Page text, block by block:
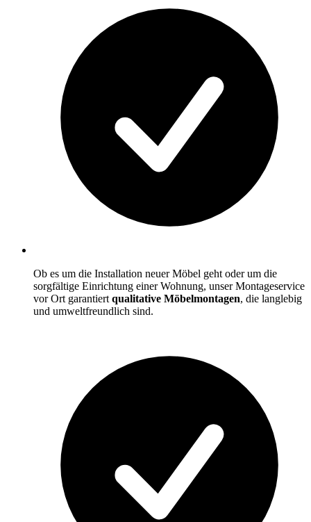
Ob es um die Installation neuer Möbel geht oder um die
sorgfältige Einrichtung einer Wohnung, unser Montageservice
vor Ort garantiert qualitative Möbelmontagen, die langlebig
und umweltfreundlich sind.